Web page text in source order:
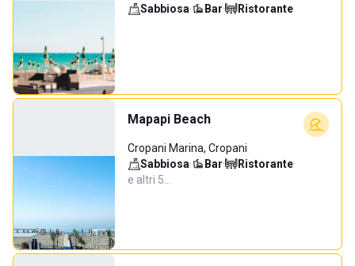
Sabbiosa· Bar· Ristorante
Mapapi Beach
Cropani Marina, Cropani
Sabbiosa· Bar· Ristorante·
e altri 5…